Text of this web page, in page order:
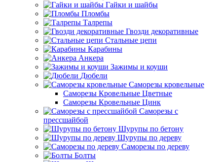
Гайки и шайбы
Пломбы
Талрепы
Гвозди декоративные
Стальные цепи
Карабины
Анкера
Зажимы и коуши
Дюбели
Саморезы кровельные
Саморезы Кровельные Цветные
Саморезы Кровельные Цинк
Саморезы с
прессшайбой
Шурупы по бетону
Шурупы по дереву
Саморезы по дереву
Болты